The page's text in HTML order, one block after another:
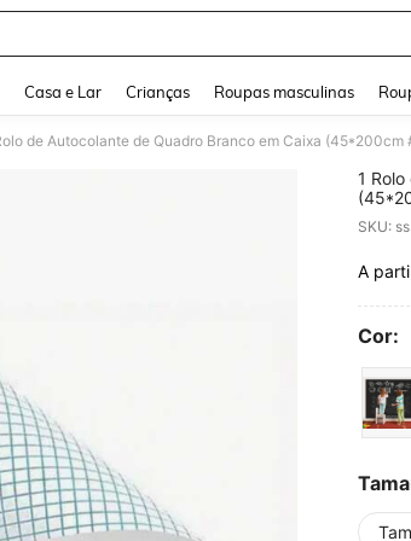
Casa e Lar Crianças Roupas masculinas
1
de
de
para
SKU:
A
Cor: